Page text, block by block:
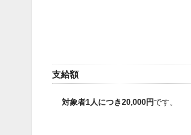
支給額
対象者1人につき20,000円 です。